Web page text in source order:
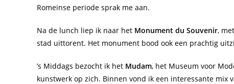
Romeinse periode sprak me aan.
Na de lunch liep ik naar het Monument du Souvenir,
stad uittorent. Het monument bood ook een prachtig
’s Middags bezocht ik het Mudam, het Museum voor
kunstwerk op zich. Binnen vond ik een interessante mix